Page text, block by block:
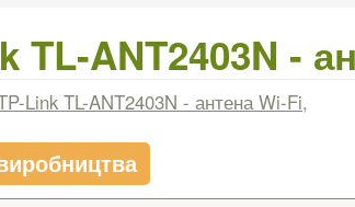
TL-ANT2403N -
Link TL-ANT2403N - антена Wi-Fi,